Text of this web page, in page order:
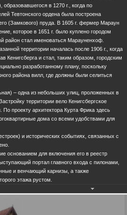
в 1270 г., когда по
Тевтонского ордена была построена
(Замкового) пруда. В 1605 г. фермер Мараун
которое в 1651 г. было куплено городом
район стал именоваться Марауненхоф.
территории началась после 1906 г., когда
Кенигсберга и стал, таким образом, городским
разработанному плану, поскольку
района вилл, где должны были селиться
– одна из небольших улиц, проложенных в
территории вело Кенигсбергское
проекту архитектора Курта Фрика здесь
дома со всеми удобствами для
и исторических событиях, связанных с
основанием для включения его в реестр
портал главного входа с пилонами,
и венчающий карнизы, а также
этажа рустом.